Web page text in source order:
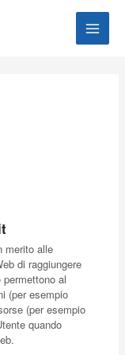
merito alle
di raggiungere
al
(per esempio
(per esempio
quando